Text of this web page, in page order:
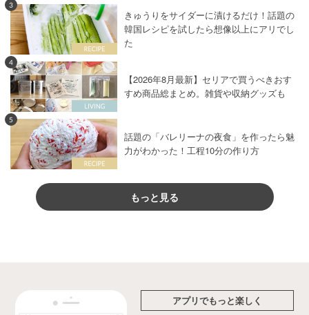
3
きゅうりをサイダーに漬けるだけ！話題の
韓国レシピを試したら想像以上にアリでし
た
4
【2026年8月最新】セリアで買うべきおす
すめ商品総まとめ。雑貨や収納グッズも
5
話題の「バレリーナの夜食」を作ったら魅
力がわかった！工程10分の作り方
もっと見る
アプリでもっと楽しく